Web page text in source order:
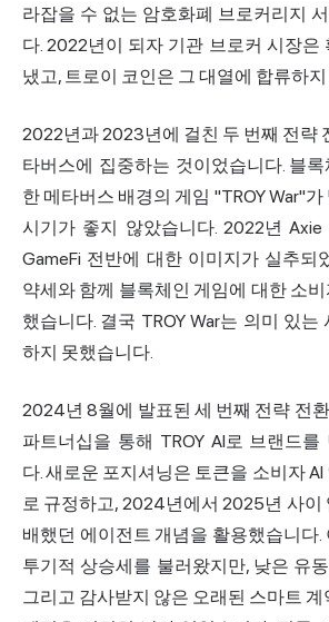
라잡을 수 없는 암호화폐 브로커리지
다. 2022년이 되자 기관 브로커 시장은
냈고, 트로이 코인은 그 대열에 합류하
2022년과 2023년에 걸친 두 번째 전략
타버스에 집중하는 것이었습니다. 블
한 메타버스 배경의 게임 "TROY War"
시기가 좋지 않았습니다. 2022년 Axie
GameFi 전반에 대한 이미지가 실추되
약세와 함께 블록체인 게임에 대한 소
했습니다. 결국 TROY War는 의미 있는
하지 못했습니다.
2024년 8월에 발표된 세 번째 전략 전
파트너십을 통해 TROY AI로 브랜드를
다. 새로운 포지셔닝은 토큰을 소비자
로 규정하고, 2024년에서 2025년 사이
배했던 에이전트 개념을 활용했습니다.
투기적 상승세를 불러왔지만, 낮은 유
그리고 감사받지 않은 오래된 스마트